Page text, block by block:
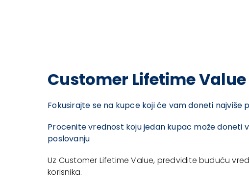
Customer Lifetime Value
Fokusirajte se na kupce koji će vam doneti najviše
Procenite vrednost koju jedan kupac može doneti
poslovanju
Uz Customer Lifetime Value, predvidite buduću
korisnika.